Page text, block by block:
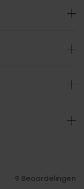
9 Beoordelingen